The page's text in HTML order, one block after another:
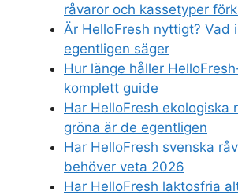
råvaror och kassetyper
Är HelloFresh nyttigt? Vad
egentligen säger
Hur länge håller
komplett guide
Har HelloFresh ekologiska
gröna är de egentligen
Har HelloFresh svenska
behöver veta 2026
Har HelloFresh laktosfria